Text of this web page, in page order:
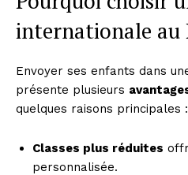
internationale au
Envoyer ses enfants dans
présente plusieurs
quelques raisons principales :
Classes plus réduites
personnalisée.